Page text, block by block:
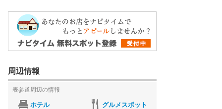
周辺情報
表参道周辺の情報
ホテル グルメスポット